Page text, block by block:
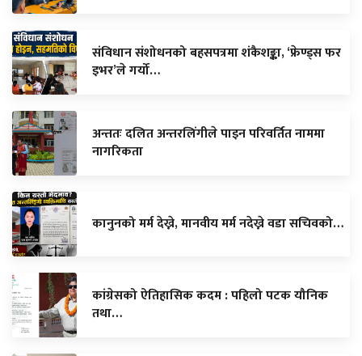
संविधान संशोधनको बहसपत्रमा शंकैशङ्का, ‘फ्रेण्ड्स फर
इभर’ले गर्यो…
अन्ततः दलित अन्तरलिंगीले पाइन परिवर्तित नाममा
नागरिकता
कानुनको मर्म देख्ने, मानवीय मर्म नदेख्ने वडा सचिवको…
कांग्रेसको ऐतिहासिक कदम : पहिलो पटक यौनिक
तथा…